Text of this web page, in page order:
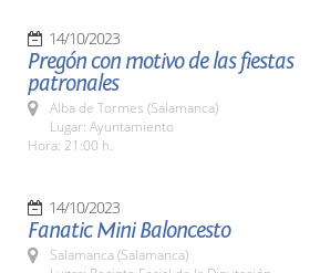
14/10/2023
Pregón con motivo de las fiestas
patronales
Alba de Tormes (Salamanca)
Lugar: Ayuntamiento
Hora: 21:00 h.
14/10/2023
Fanatic Mini Baloncesto
Salamanca (Salamanca)